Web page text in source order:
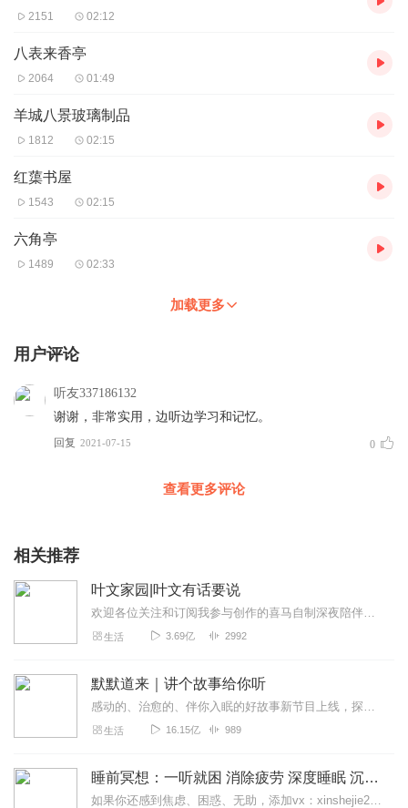
2151 02:12
八表来香亭
2064 01:49
羊城八景玻璃制品
1812 02:15
红蕖书屋
1543 02:15
六角亭
1489 02:33
加载更多
用户评论
听友337186132
谢谢，非常实用，边听边学习和记忆。
回复 2021-07-15 0
查看更多评论
相关推荐
叶文家园|叶文有话要说
欢迎各位关注和订阅我参与创作的喜马自制深夜陪伴谈话栏目《听你说·百态人声》【听你说·百态人声】每晚直播连线真实人间故事|叶文现场互动中|人间冷暖，抱团取暖每周...
生活 3.69亿 2992
默默道来｜讲个故事给你听
感动的、治愈的、伴你入眠的好故事新节目上线，探索现实世界的无尽魅力，追求对生活的真实记录《听见人间真相》（点击名称，直达专辑）网易人间故事集持续更新中，邀您关注...
生活 16.15亿 989
睡前冥想：一听就困 消除疲劳 深度睡眠 沉浸体验
如果你还感到焦虑、困惑、无助，添加vx：xinshejie2018、vx公众号：宣萱心伴，与主播宣萱开启心灵交流之旅，共建温暖的精神家园！如果你喜欢我的内容，请...